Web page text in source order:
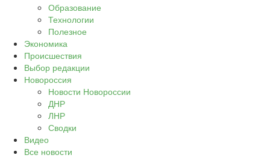
Образование
Технологии
Полезное
Экономика
Происшествия
Выбор редакции
Новороссия
Новости Новороссии
ДНР
ЛНР
Сводки
Видео
Все новости